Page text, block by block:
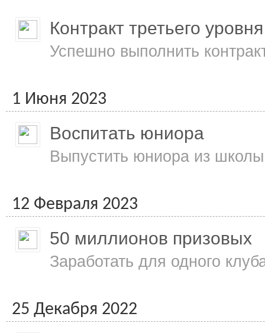
Контракт третьего уровня
Успешно выполнить
1 Июня 2023
Воспитать юниора
Выпустить юниора из
12 Февраля 2023
50 миллионов призовых
Заработать для одного
25 Декабря 2022